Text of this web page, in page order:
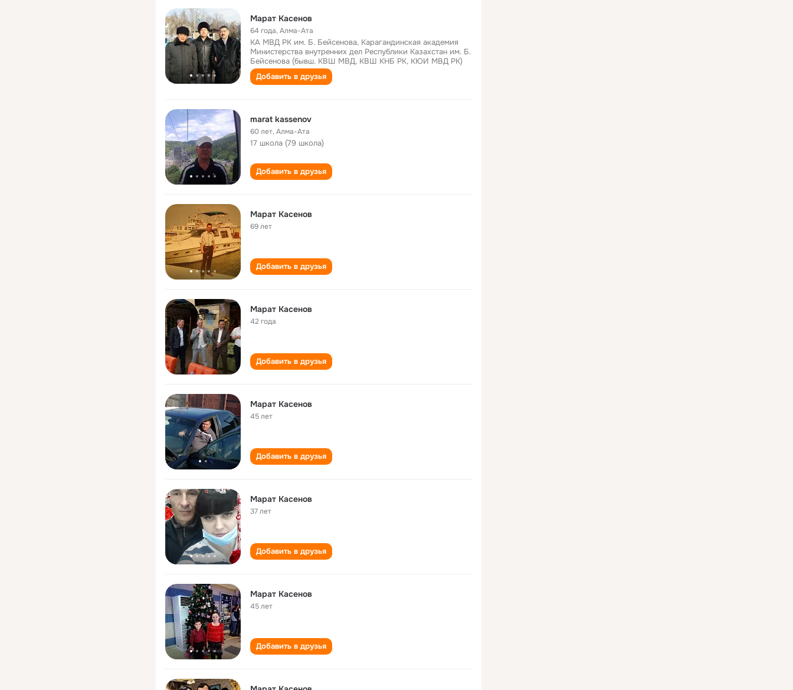
Марат Касенов
64 года,Алма-Ата
КА МВД РК им. Б. Бейсенова, Карагандинская академия
Министерства внутренних дел Республики Казахстан им. Б.
Бейсенова (бывш. КВШ МВД, КВШ КНБ РК, КЮИ МВД РК)
Добавить в друзья
marat kassenov
60 лет,Алма-Ата
17 школа (79 школа)
Добавить в друзья
Марат Касенов
69 лет
Добавить в друзья
Марат Касенов
42 года
Добавить в друзья
Марат Касенов
45 лет
Добавить в друзья
Марат Касенов
37 лет
Добавить в друзья
Марат Касенов
45 лет
Добавить в друзья